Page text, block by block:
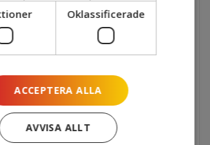
projektledare Yrkesresan Barn
Anmäl dig här
Oklassificerade
ACCEPTERA ALLA
AVVISA ALLT